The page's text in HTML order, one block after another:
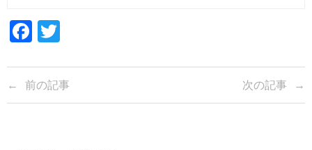
F
c
e
tt
er
前の記事 次の記事